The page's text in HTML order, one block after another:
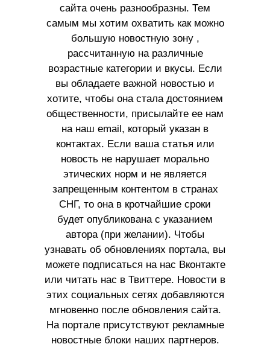
сайта очень разнообразны. Тем
самым мы хотим охватить как можно
большую новостную зону ,
рассчитанную на различные
возрастные категории и вкусы. Если
вы обладаете важной новостью и
хотите, чтобы она стала достоянием
общественности, присылайте ее нам
на наш email, который указан в
контактах. Если ваша статья или
новость не нарушает морально
этических норм и не является
запрещенным контентом в странах
СНГ, то она в кротчайшие сроки
будет опубликована с указанием
автора (при желании). Чтобы
узнавать об обновлениях портала, вы
можете подписаться на нас Вконтакте
или читать нас в Твиттере. Новости в
этих социальных сетях добавляются
мгновенно после обновления сайта.
На портале присутствуют рекламные
новостные блоки наших партнеров.